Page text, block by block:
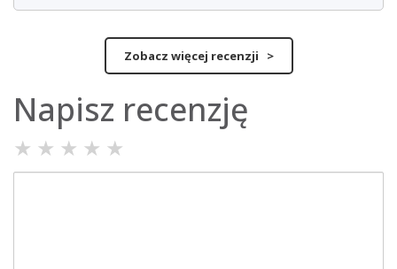
Zobacz więcej recenzji >
Napisz recenzję
★ ★ ★ ★ ★